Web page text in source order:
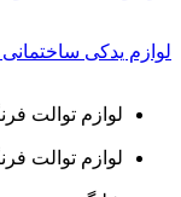
لوازم یدکی ساختمانی
لوازم توالت
لوازم توالت